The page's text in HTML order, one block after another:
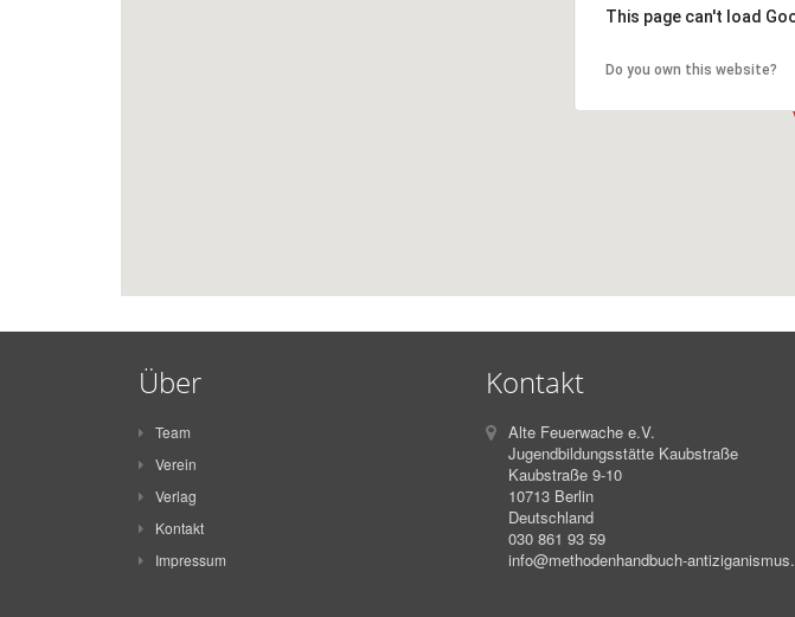
This page can't load
Do you own this website?
Über
Team
Verein
Verlag
Kontakt
Impressum
Kontakt
Alte Feuerwache e.V.
Jugendbildungsstätte Kaubstraße
Kaubstraße 9-10
10713 Berlin
Deutschland
030 861 93 59
info@methodenhandbuch-